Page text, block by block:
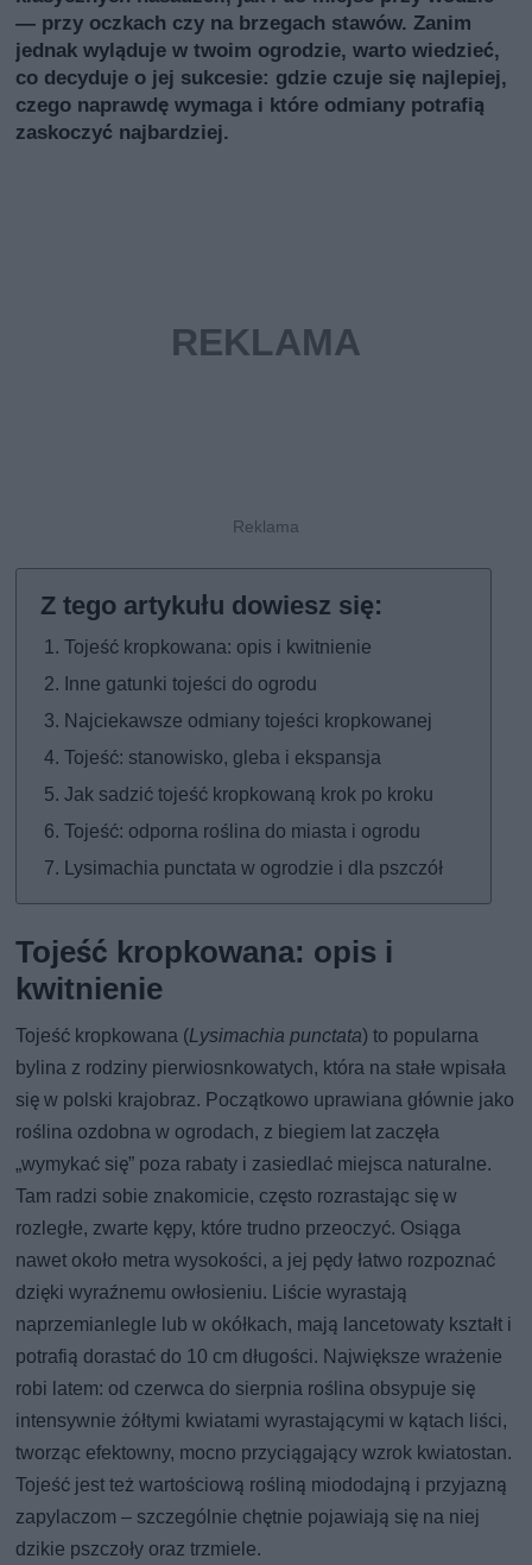
— przy oczkach czy na brzegach stawów. Zanim
jednak wyląduje w twoim ogrodzie, warto wiedzieć,
co decyduje o jej sukcesie: gdzie czuje się najlepiej,
czego naprawdę wymaga i które odmiany potrafią
zaskoczyć najbardziej.
Tojeść kropkowana: opis i kwitnienie
Inne gatunki tojeści do ogrodu
Najciekawsze odmiany tojeści kropkowanej
Tojeść: stanowisko, gleba i ekspansja
Jak sadzić tojeść kropkowaną krok po kroku
Tojeść: odporna roślina do miasta i ogrodu
Lysimachia punctata w ogrodzie i dla pszczół
Tojeść kropkowana: opis i
kwitnienie
Tojeść kropkowana (Lysimachia punctata) to popularna
bylina z rodziny pierwiosnkowatych, która na stałe wpisała
się w polski krajobraz. Początkowo uprawiana głównie jako
roślina ozdobna w ogrodach, z biegiem lat zaczęła
„wymykać się” poza rabaty i zasiedlać miejsca naturalne.
Tam radzi sobie znakomicie, często rozrastając się w
rozległe, zwarte kępy, które trudno przeoczyć. Osiąga
nawet około metra wysokości, a jej pędy łatwo rozpoznać
dzięki wyraźnemu owłosieniu. Liście wyrastają
naprzemianlegle lub w okółkach, mają lancetowaty kształt i
potrafią dorastać do 10 cm długości. Największe wrażenie
robi latem: od czerwca do sierpnia roślina obsypuje się
intensywnie żółtymi kwiatami wyrastającymi w kątach liści,
tworząc efektowny, mocno przyciągający wzrok kwiatostan.
Tojeść jest też wartościową rośliną miododajną i przyjazną
zapylaczom – szczególnie chętnie pojawiają się na niej
dzikie pszczoły oraz trzmiele.